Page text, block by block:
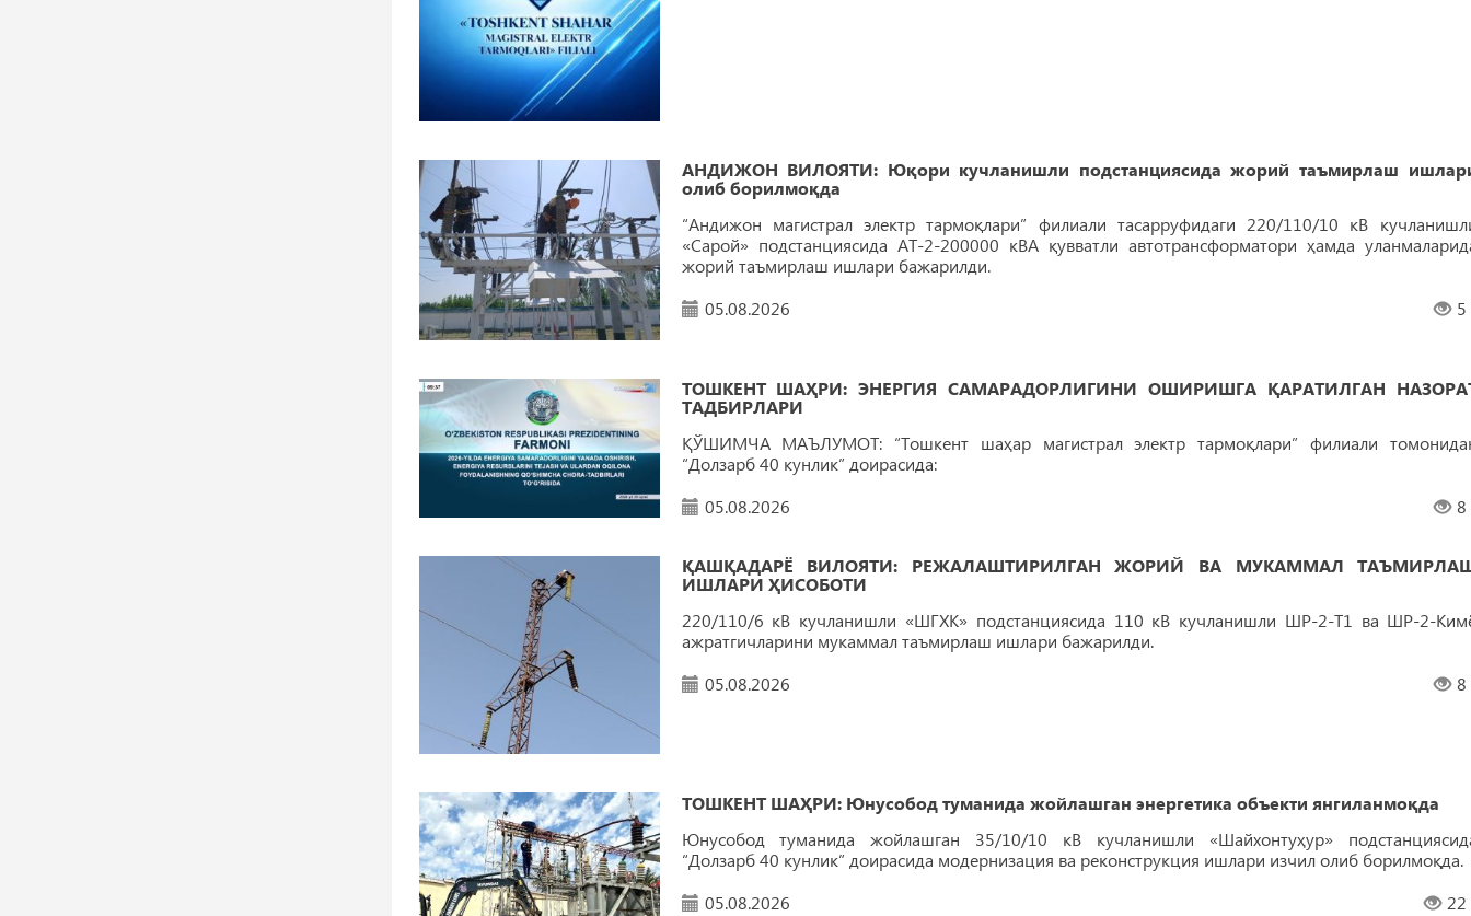
АНДИЖОН ВИЛОЯТИ: Юқори кучланишли подстанциясида жорий таъмирлаш
олиб борилмоқда
“Андижон магистрал электр тармоқлари” филиали тасарруфидаги 220/110/10 кВ
«Сарой» подстанциясида АТ-2-200000 кВА қувватли автотрансформатори ҳамда
жорий таъмирлаш ишлари бажарилди.
05.08.2026
5
ТОШКEНТ ШАҲРИ: ЭНEРГИЯ САМАРАДОРЛИГИНИ ОШИРИШГА ҚАРАТИЛГАН
ТАДБИРЛАРИ
ҚЎШИМЧА МАЪЛУМОТ: “Тошкент шаҳар магистрал электр тармоқлари” филиали
“Долзарб 40 кунлик” доирасида:
05.08.2026
8
ҚАШҚАДАРЁ ВИЛОЯТИ: РEЖАЛАШТИРИЛГАН ЖОРИЙ ВА МУКАММАЛ
ИШЛАРИ ҲИСОБОТИ
220/110/6 кВ кучланишли «ШГХК» подстанциясида 110 кВ кучланишли ШР-2-Т1 ва ШР-2-
ажратгичларини мукаммал таъмирлаш ишлари бажарилди.
05.08.2026
8
ТОШКEНТ ШАҲРИ: Юнусобод туманида жойлашган энергетика объекти янгиланмоқда
Юнусобод туманида жойлашган 35/10/10 кВ кучланишли «Шайхонтуҳур»
“Долзарб 40 кунлик” доирасида модернизация ва реконструкция ишлари изчил олиб борилмоқда.
05.08.2026
22